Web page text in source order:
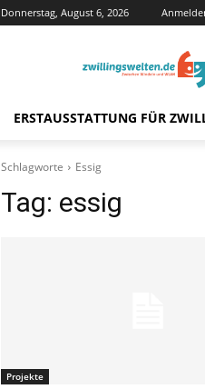
Donnerstag, August 6, 2026
ERSTAUSSTATTUNG FÜR
Schlagworte Essig
Tag: essig
Projekte